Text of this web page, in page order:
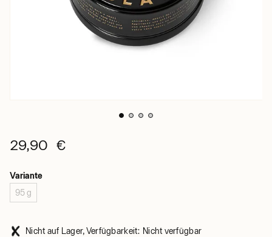
29,90 €
Variante
95 g
Nicht auf Lager, Verfügbarkeit: Nicht verfügbar